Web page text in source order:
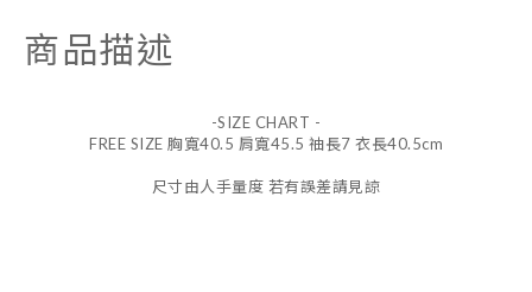
商品描述
-SIZE CHART -
FREE SIZE 胸寬40.5 肩寬45.5 䄂長7 衣長40.5cm
尺寸由人手量度 若有誤差請見諒